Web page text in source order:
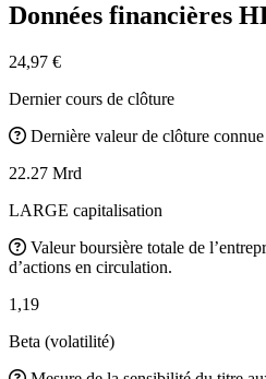
Données financières
24,97 €
Dernier cours de clôture
Dernière valeur de clôture
22.27 Mrd
LARGE capitalisation
Valeur boursière totale de
d’actions en circulation.
1,19
Beta (volatilité)